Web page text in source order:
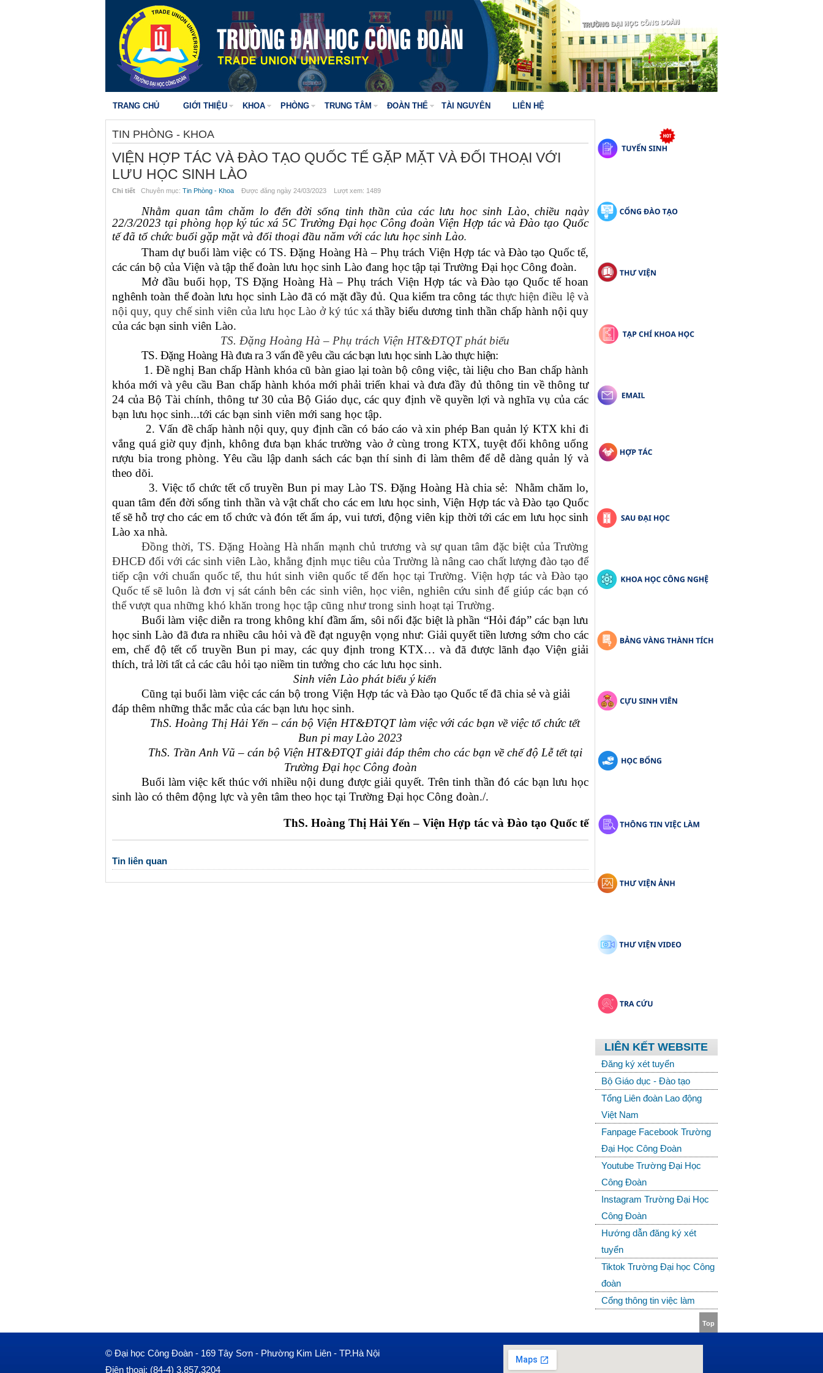
TRANG CHỦ GIỚI THIỆU KHOA PHÒNG TRUNG TÂM ĐOÀN THỂ TÀI NGUYÊN LIÊN HỆ
TIN PHÒNG - KHOA
VIỆN HỢP TÁC VÀ ĐÀO TẠO QUỐC TẾ GẶP MẶT VÀ ĐỐI THOẠI VỚI
LƯU HỌC SINH LÀO
Chi tiết Chuyên mục: Tin Phòng - Khoa Được đăng ngày 24/03/2023 Lượt xem: 1489
Nhằm quan tâm chăm lo đến đời sống tinh thần của các lưu học sinh Lào, chiều ngày
22/3/2023 tại phòng họp ký túc xá 5C Trường Đại học Công đoàn Viện Hợp tác và Đào tạo Quốc
tế đã tổ chức buổi gặp mặt và đối thoại đầu năm với các lưu học sinh Lào.
Tham dự buổi làm việc có TS. Đặng Hoàng Hà – Phụ trách Viện Hợp tác và Đào tạo Quốc tế,
các cán bộ của Viện và tập thể đoàn lưu học sinh Lào đang học tập tại Trường Đại học Công đoàn.
Mở đầu buổi họp, TS Đặng Hoàng Hà – Phụ trách Viện Hợp tác và Đào tạo Quốc tế hoan
nghênh toàn thể đoàn lưu học sinh Lào đã có mặt đầy đủ. Qua kiểm tra công tác thực hiện điều lệ và
nội quy, quy chế sinh viên của lưu học Lào ở ký túc xá thầy biểu dương tinh thần chấp hành nội quy
của các bạn sinh viên Lào.
TS. Đặng Hoàng Hà – Phụ trách Viện HT&ĐTQT phát biểu
TS. Đặng Hoàng Hà đưa ra 3 vấn đề yêu cầu các bạn lưu học sinh Lào thực hiện:
1. Đề nghị Ban chấp Hành khóa cũ bàn giao lại toàn bộ công việc, tài liệu cho Ban chấp hành
khóa mới và yêu cầu Ban chấp hành khóa mới phải triển khai và đưa đầy đủ thông tin về thông tư
24 của Bộ Tài chính, thông tư 30 của Bộ Giáo dục, các quy định về quyền lợi và nghĩa vụ của các
bạn lưu học sinh...tới các bạn sinh viên mới sang học tập.
2. Vấn đề chấp hành nội quy, quy định cần có báo cáo và xin phép Ban quản lý KTX khi đi
vắng quá giờ quy định, không đưa bạn khác trường vào ở cùng trong KTX, tuyệt đối không uống
rượu bia trong phòng. Yêu cầu lập danh sách các bạn thí sinh đi làm thêm để dễ dàng quản lý và
theo dõi.
3. Việc tổ chức tết cổ truyền Bun pi may Lào TS. Đặng Hoàng Hà chia sẻ:
Nhằm chăm lo,
quan tâm đến đời sống tinh thần và vật chất cho các em lưu học sinh, Viện Hợp tác và Đào tạo Quốc
tế sẽ hỗ trợ cho các em tổ chức và đón tết ấm áp, vui tươi, động viên kịp thời tới các em lưu học sinh
Lào xa nhà.
Đồng thời, TS. Đặng Hoàng Hà nhấn mạnh chủ trương và sự quan tâm đặc biệt của Trường
ĐHCĐ đối với các sinh viên Lào, khẳng định mục tiêu của Trường là nâng cao chất lượng đào tạo để
tiếp cận với chuẩn quốc tế, thu hút sinh viên quốc tế đến học tại Trường. Viện hợp tác và Đào tạo
Quốc tế sẽ luôn là đơn vị sát cánh bên các sinh viên, học viên, nghiên cứu sinh để giúp các bạn có
thể vượt qua những khó khăn trong học tập cũng như trong sinh hoạt tại Trường.
Buổi làm việc diễn ra trong không khí đầm ấm, sôi nổi đặc biệt là phần “Hỏi đáp” các bạn lưu
học sinh Lào đã đưa ra nhiều câu hỏi và đề đạt nguyện vọng như: Giải quyết tiền lương sớm cho các
em, chế độ tết cổ truyền Bun pi may, các quy định trong KTX… và đã được lãnh đạo Viện giải
thích, trả lời tất cả các câu hỏi tạo niềm tin tưởng cho các lưu học sinh.
Sinh viên Lào phát biểu ý kiến
Cũng tại buổi làm việc các cán bộ trong Viện Hợp tác và Đào tạo Quốc tế đã chia sẻ và giải
đáp thêm những thắc mắc của các bạn lưu học sinh.
ThS. Hoàng Thị Hải Yến – cán bộ Viện HT&ĐTQT làm việc với các bạn về việc tổ chức tết
Bun pi may Lào 2023
ThS. Trần Anh Vũ – cán bộ Viện HT&ĐTQT giải đáp thêm cho các bạn về chế độ Lễ tết tại
Trường Đại học Công đoàn
Buổi làm việc kết thúc với nhiều nội dung được giải quyết. Trên tinh thần đó các bạn lưu học
sinh lào có thêm động lực và yên tâm theo học tại Trường Đại học Công đoàn./.
ThS. Hoàng Thị Hải Yến – Viện Hợp tác và Đào tạo Quốc tế
Tin liên quan
LIÊN KẾT WEBSITE
Đăng ký xét tuyển
Bộ Giáo dục - Đào tạo
Tổng Liên đoàn Lao động
Việt Nam
Fanpage Facebook Trường
Đại Học Công Đoàn
Youtube Trường Đại Học
Công Đoàn
Instagram Trường Đại Học
Công Đoàn
Hướng dẫn đăng ký xét
tuyển
Tiktok Trường Đại học Công
đoàn
Cổng thông tin việc làm
Top
© Đại học Công Đoàn - 169 Tây Sơn - Phường Kim Liên - TP.Hà Nội
Điện thoại: (84-4) 3.857.3204